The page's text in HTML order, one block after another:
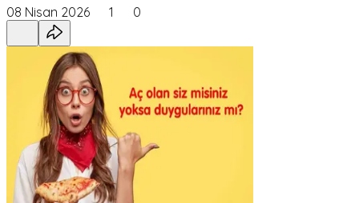
08 Nisan 2026 1 0